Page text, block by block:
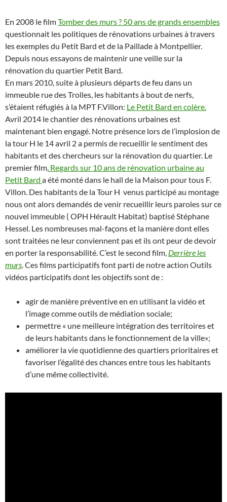
En 2008 le filmTomber des murs ? 50 ans de grands ensembles
questionnait les politiques de rénovations urbaines à travers
les exemples du Petit Bard et de la Paillade à Montpellier.
Depuis nous essayons de maintenir une veille sur la
rénovation du quartier Petit Bard.
En mars 2010, suite à plusieurs départs de feu dans un
immeuble rue des Trolles, les habitants à bout de nerfs,
s’étaient réfugiés à la MPT F.Villon: Le Petit Bard en colère.
Avril 2014 le chantier des rénovations urbaines est
maintenant bien engagé. Notre présence lors de l’implosion de
la tour H le 14 avril 2 a permis de recueillir le sentiment des
habitants et des chercheurs sur la rénovation du quartier. Le
premier film, Regards sur 10 ans de rénovation urbaine au
Petit Bard a été monté dans le hall de la Maison pour tous F.
Villon. Des habitants de la Tour H venus participé au montage
nous ont alors demandés de venir recueillir leurs paroles sur ce
nouvel immeuble ( OPH Hérault Habitat) baptisé Stéphane
Hessel. Les nombreuses mal-façons et la manière dont elles
sont traitées ne leur conviennent pas et ils ont peur de devoir
en porter la responsabilité. C’est le second film, Derrière les
murs.Ces films participatifs font parti de notre action Outils
vidéos participatifs dont les objectifs sont de :
agir de manière préventive en en utilisant la vidéo et
l’image comme outils de médiation sociale;
permettre « une meilleure intégration des territoires et
de leurs habitants dans le fonctionnement de la ville»;
améliorer la vie quotidienne des quartiers prioritaires et
favoriser l’égalité des chances entre tous les habitants
d’une même collectivité.